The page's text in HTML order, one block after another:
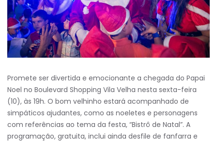
Promete ser divertida e emocionante a chegada do Papai
Noel no Boulevard Shopping Vila Velha nesta sexta-feira
(10), às 19h. O bom velhinho estará acompanhado de
simpáticos ajudantes, como as noeletes e personagens
com referências ao tema da festa, “Bistrô de Natal”. A
programação, gratuita, inclui ainda desfile de fanfarra e